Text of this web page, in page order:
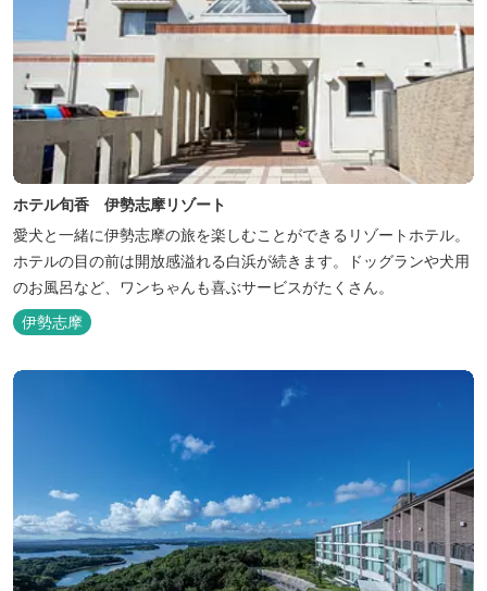
ホテル旬香 伊勢志摩リゾート
愛犬と一緒に伊勢志摩の旅を楽しむことができるリゾートホテル。
ホテルの目の前は開放感溢れる白浜が続きます。ドッグランや犬用
のお風呂など、ワンちゃんも喜ぶサービスがたくさん。
伊勢志摩